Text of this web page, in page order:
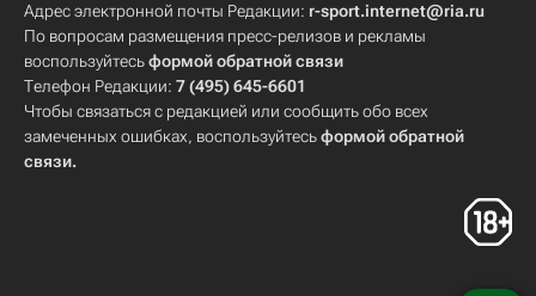
Адрес электронной почты Редакции: r-sport.internet@ria.ru
По вопросам размещения пресс-релизов и рекламы
воспользуйтесьформой обратной связи
Телефон Редакции: 7 (495) 645-6601
Чтобы связаться с редакцией или сообщить обо всех
замеченных ошибках, воспользуйтесьформой обратной
связи.